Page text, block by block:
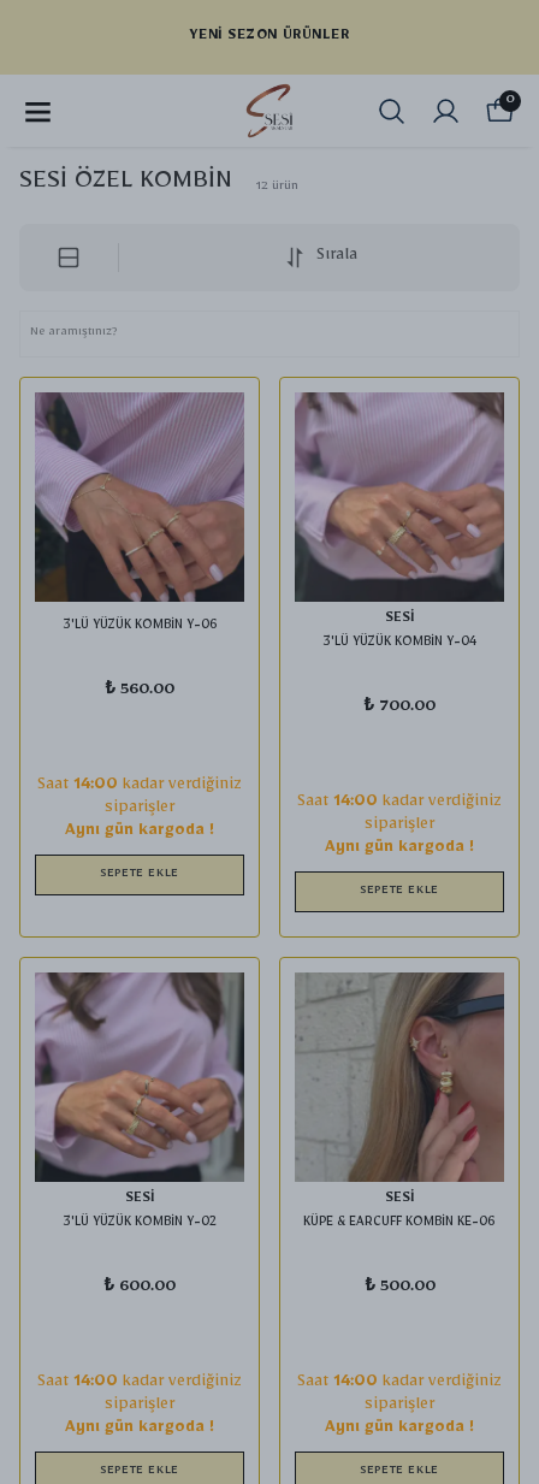
YENI SEZON ÜRÜNLER
0
SESİ ÖZEL KOMBİN 12 ürün
Sırala
3'LÜ YÜZÜK KOMBİN Y-06
₺ 560.00
Saat 14:00 kadar verdiğiniz
siparişler
Aynı gün kargoda !
SEPETE EKLE
SESİ
3'LÜ YÜZÜK KOMBİN Y-04
₺ 700.00
Saat 14:00 kadar verdiğiniz
siparişler
Aynı gün kargoda !
SEPETE EKLE
SESİ
3'LÜ YÜZÜK KOMBİN Y-02
₺ 600.00
Saat 14:00 kadar verdiğiniz
siparişler
Aynı gün kargoda !
SEPETE EKLE
SESİ
KÜPE & EARCUFF KOMBİN KE-06
₺ 500.00
Saat 14:00 kadar verdiğiniz
siparişler
Aynı gün kargoda !
SEPETE EKLE